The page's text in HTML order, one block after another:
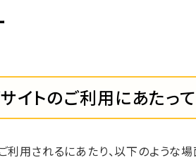
イトのご利用にあたって
利用されるにあたり、以下のような